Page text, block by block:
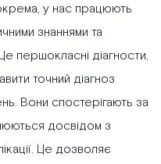
у нас працюють
знаннями та
першокласні діагности,
точний діагноз
Вони спостерігають за
досвідом з
Це дозволяє